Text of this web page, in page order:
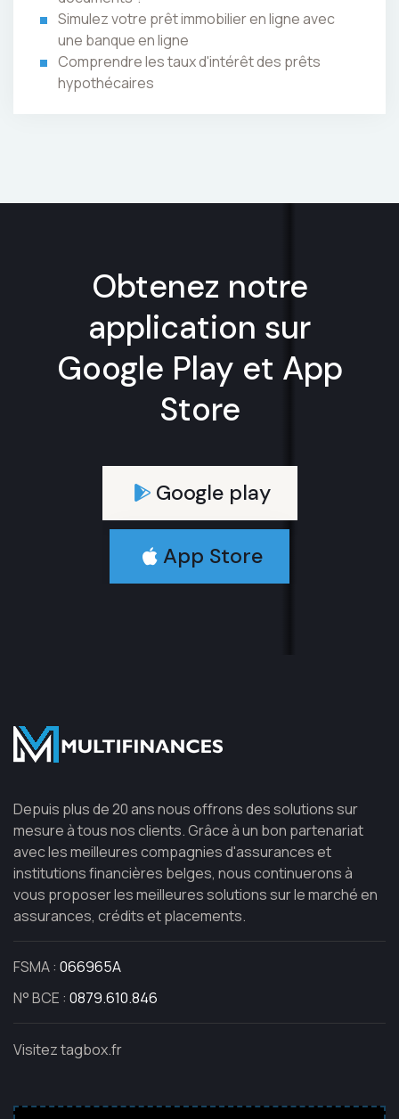
Simulez votre prêt immobilier en ligne avec
une banque en ligne
Comprendre les taux d'intérêt des prêts
hypothécaires
Obtenez notre
application sur
Google Play et App
Store
Google play
App Store
Depuis plus de 20 ans nous offrons des solutions sur
mesure à tous nos clients. Grâce à un bon partenariat
avec les meilleures compagnies d'assurances et
institutions financières belges, nous continuerons à
vous proposer les meilleures solutions sur le marché en
assurances, crédits et placements.
FSMA : 066965A
N° BCE : 0879.610.846
Visitez tagbox.fr